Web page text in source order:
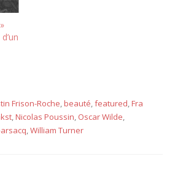
Frison-Roche,beauté,featured,Fra
,Nicolas Poussin, Oscar Wilde,
,William Turner